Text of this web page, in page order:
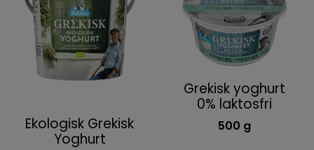
Ekologisk Grekisk
Yoghurt
Grekisk yoghurt
0% laktosfri
500 g